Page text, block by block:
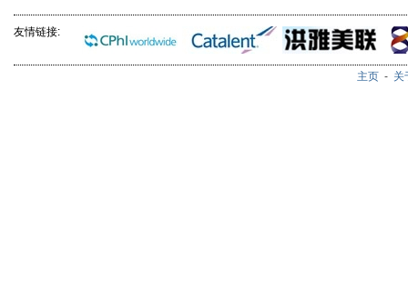
友情链接:
主页 - 关